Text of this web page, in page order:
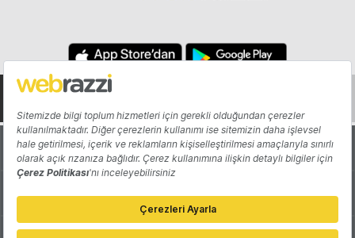
Hakkında Yazarlar
Katkıda Bulun Reklam